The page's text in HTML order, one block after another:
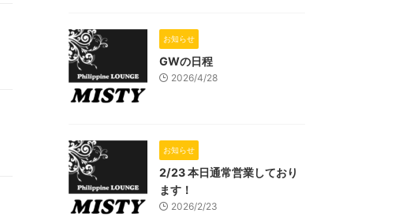
お知らせ
GWの日程
2026/4/28
お知らせ
2/23 本日通常営業しており
ます！
2026/2/23